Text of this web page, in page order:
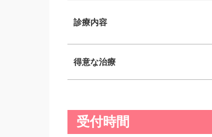
診療内容
得意な治療
受付時間